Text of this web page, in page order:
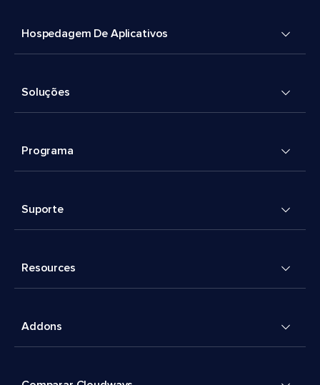
Hospedagem De Aplicativos
Soluções
Programa
Suporte
Resources
Addons